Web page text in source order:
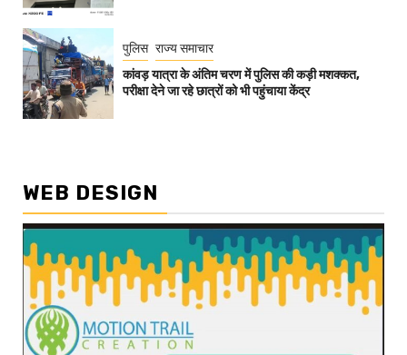
पुलिस राज्य समाचार
कांवड़ यात्रा के अंतिम चरण में पुलिस की कड़ी मशक्कत,
परीक्षा देने जा रहे छात्रों को भी पहुंचाया केंद्र
WEB DESIGN